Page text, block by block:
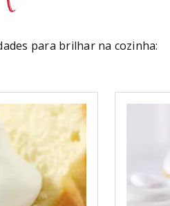
para brilhar na cozinha: